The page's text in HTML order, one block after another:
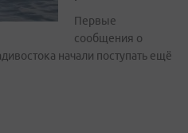
Первые
сообщения о
начали поступать ещё